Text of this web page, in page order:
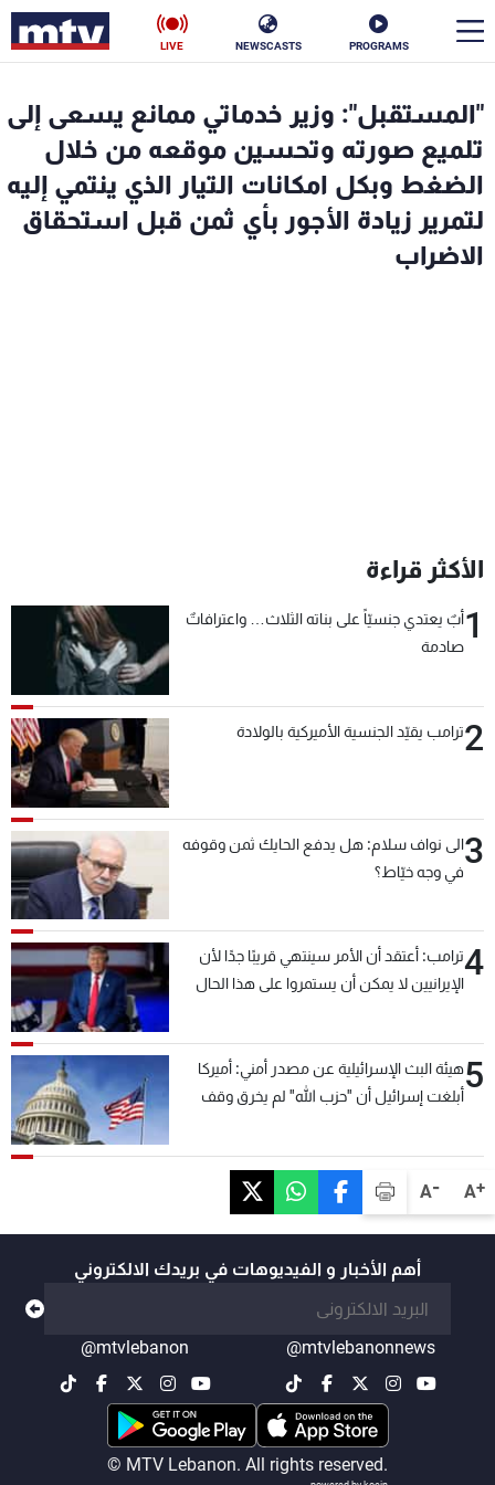
PROGRAMS
NEWSCASTS
LIVE
A+
A-
"المستقبل": وزير خدماتي ممانع يسعى إلى
تلميع صورته وتحسين موقعه من خلال
الضغط وبكل امكانات التيار الذي ينتمي إليه
لتمرير زيادة الأجور بأي ثمن قبل استحقاق
الاضراب
الأكثر قراءة
1أبٌ يعتدي جنسيّاً على بناته الثلاث… واعترافاتٌ
صادمة
2ترامب يقيّد الجنسية الأميركية بالولادة
3الى نواف سلام: هل يدفع الحايك ثمن وقوفه
في وجه خيّاط؟
4ترامب: أعتقد أن الأمر سينتهي قريبًا جدًا لأن
الإيرانيين لا يمكن أن يستمروا على هذا الحال
5هيئة البث الإسرائيلية عن مصدر أمني: أميركا
أبلغت إسرائيل أن "حزب الله" لم يخرق وقف
أهم الأخبار و الفيديوهات في بريدك الالكتروني
@mtvlebanonnews
@mtvlebanon
© MTV Lebanon. All rights reserved.
الأخبار
سياسة ناس
إقتصاد
عن MTV
الإنـتـاج
وظائف
شروط الإسـتخدام